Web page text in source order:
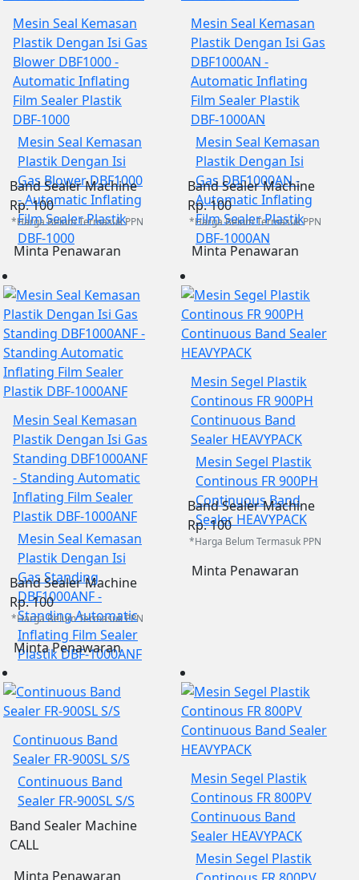
Mesin Seal Kemasan
Plastik Dengan Isi Gas
Blower DBF1000 -
Automatic Inflating
Film Sealer Plastik
DBF-1000
Mesin Seal Kemasan
Plastik Dengan Isi
Gas Blower DBF1000
- Automatic Inflating
Film Sealer Plastik
DBF-1000
Band Sealer Machine
Rp. 100
*Harga Belum Termasuk PPN
Minta Penawaran
Mesin Seal Kemasan
Plastik Dengan Isi Gas
DBF1000AN -
Automatic Inflating
Film Sealer Plastik
DBF-1000AN
Mesin Seal Kemasan
Plastik Dengan Isi
Gas DBF1000AN -
Automatic Inflating
Film Sealer Plastik
DBF-1000AN
Band Sealer Machine
Rp. 100
*Harga Belum Termasuk PPN
Minta Penawaran
Mesin Seal Kemasan
Plastik Dengan Isi Gas
Standing DBF1000ANF
- Standing Automatic
Inflating Film Sealer
Plastik DBF-1000ANF
Mesin Seal Kemasan
Plastik Dengan Isi
Gas Standing
DBF1000ANF -
Standing Automatic
Inflating Film Sealer
Plastik DBF-1000ANF
Band Sealer Machine
Rp. 100
*Harga Belum Termasuk PPN
Minta Penawaran
Mesin Segel Plastik
Continous FR 900PH
Continuous Band
Sealer HEAVYPACK
Mesin Segel Plastik
Continous FR 900PH
Continuous Band
Sealer HEAVYPACK
Band Sealer Machine
Rp. 100
*Harga Belum Termasuk PPN
Minta Penawaran
Continuous Band
Sealer FR-900SL S/S
Continuous Band
Sealer FR-900SL S/S
Band Sealer Machine
CALL
Minta Penawaran
Mesin Segel Plastik
Continous FR 800PV
Continuous Band
Sealer HEAVYPACK
Mesin Segel Plastik